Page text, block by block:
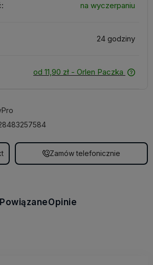
na wyczerpaniu
24 godziny
od 11,90 zł - Orlen Paczka
Zamów telefonicznie
PowiązaneOpinie